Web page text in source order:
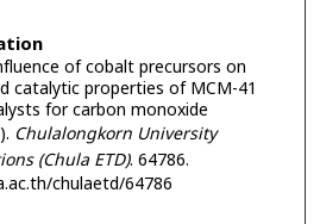
of cobalt precursors on
catalytic properties of MCM-41
for carbon monoxide
Chulalongkorn University
(Chula ETD). 64786.
chulaetd/64786